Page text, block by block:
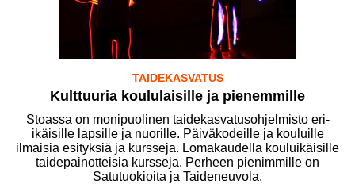
TAIDEKASVATUS
Kulttuuria koululaisille ja pienemmille
Stoassa on monipuolinen taidekasvatusohjelmisto eri-
ikäisille lapsille ja nuorille. Päiväkodeille ja kouluille
ilmaisia esityksiä ja kursseja. Lomakaudella kouluikäisille
taidepainotteisia kursseja. Perheen pienimmille on
Satutuokioita ja Taideneuvola.